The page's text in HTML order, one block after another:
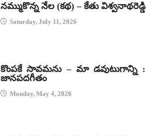
నమ్ముకొన్న నేల (కథ) – కేతు విశ్వనాథరెడ్డి
Saturday, July 11, 2026
కొంపకే సావమను – మా డవుటుగాన్ని :
జానపదగీతం
Monday, May 4, 2026